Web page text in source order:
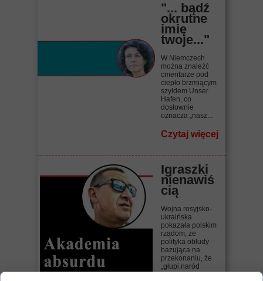
"... bądź
okrutne
imię
twoje..."
W Niemczech
można znaleźć
cmentarze pod
ciepło brzmiącym
szyldem Unser
Hafen, co
dosłownie
oznacza „nasz...
Czytaj więcej
Igraszki
nienawiś
cią
Wojna rosyjsko-
ukraińska
pokazała polskim
rządom, że
polityka obłudy
bazująca na
przekonaniu, że
„głupi naród
wszystko...